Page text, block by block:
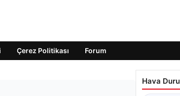
Çerez Politikası Forum
Hava